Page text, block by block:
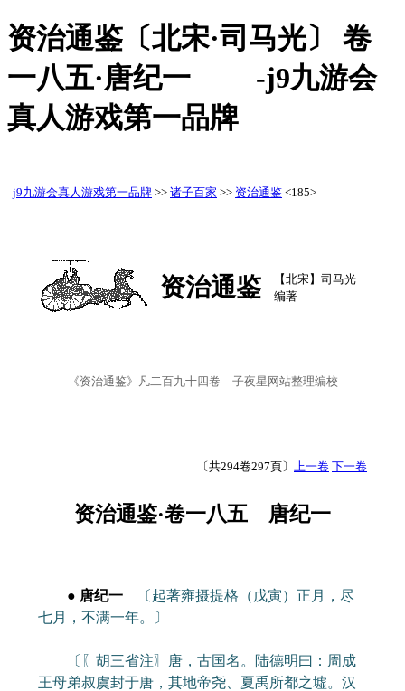
资治通鉴〔北宋·司马光〕 卷
一八五·唐纪一 -j9九游会
真人游戏第一品牌
j9九游会真人游戏第一品牌 >> 诸子百家 >> 资治通鉴 <185>
资治通鉴
【北宋】司马光
编著
《资治通鉴》凡二百九十四卷 子夜星网站整理编校
〔共294卷297頁〕 上一卷 下一卷
资治通鉴·卷一八五 唐纪一
● 唐纪一
〔起著雍摄提格（戊寅）正月，尽
七月，不满一年。〕
〔〖胡三省注〗唐，古国名。陆德明曰：周成
王母弟叔虞封于唐，其地帝尧、夏禹所都之墟。汉